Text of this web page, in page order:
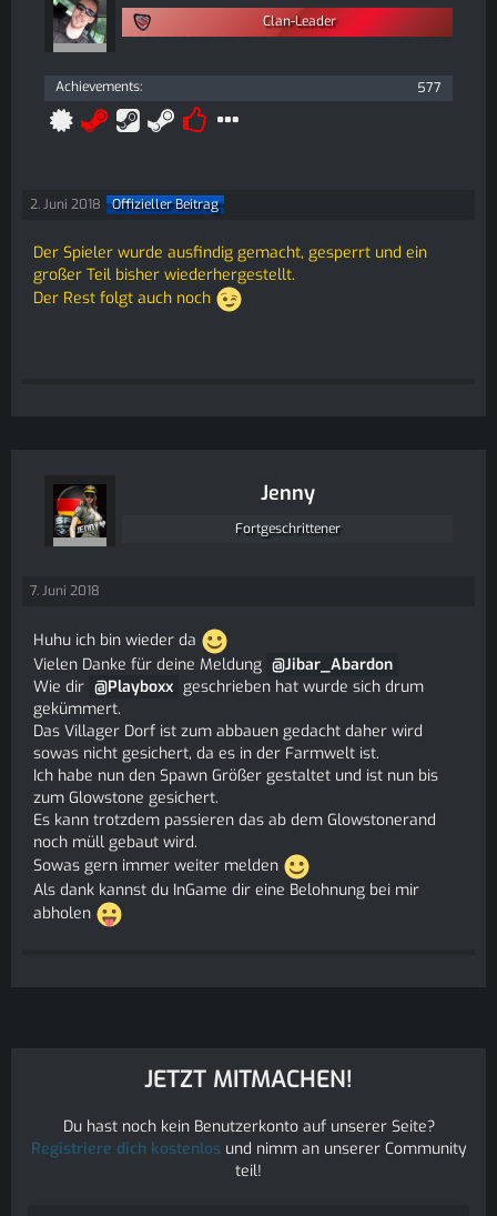
Clan-Leader
Achievements 577
2. Juni 2018 Offizieller Beitrag
Der Spieler wurde ausfindig gemacht, gesperrt und ein
großer Teil bisher wiederhergestellt.
Der Rest folgt auch noch
Jenny
Fortgeschrittener
7. Juni 2018
Huhu ich bin wieder da
Vielen Danke für deine Meldung
Jibar_Abardon
Wie dir
Playboxx geschrieben hat wurde sich drum
gekümmert.
Das Villager Dorf ist zum abbauen gedacht daher wird
sowas nicht gesichert, da es in der Farmwelt ist.
Ich habe nun den Spawn Größer gestaltet und ist nun bis
zum Glowstone gesichert.
Es kann trotzdem passieren das ab dem Glowstonerand
noch müll gebaut wird.
Sowas gern immer weiter melden
Als dank kannst du InGame dir eine Belohnung bei mir
abholen
JETZT MITMACHEN!
Du hast noch kein Benutzerkonto auf unserer Seite?
Registriere dich kostenlosund nimm an unserer Community
teil!